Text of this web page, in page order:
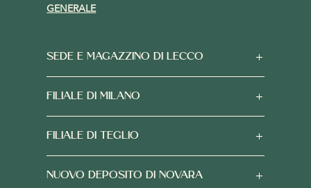
GENERALE
SEDE E MAGAZZINO DI LECCO
FILIALE DI MILANO
FILIALE DI TEGLIO
NUOVO DEPOSITO DI NOVARA